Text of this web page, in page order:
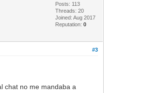
Posts: 113
Threads: 20
Joined: Aug 2017
Reputation:0
#3
chat no me mandaba a